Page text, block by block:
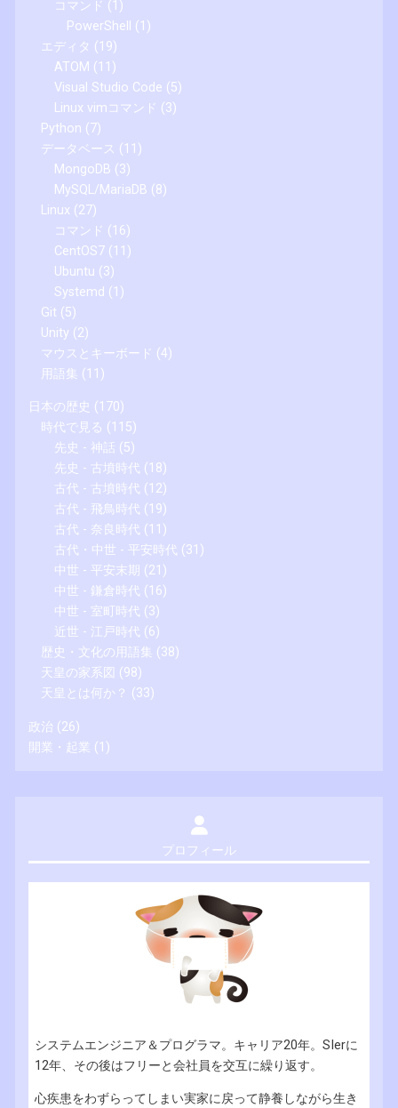
コマンド (1)
PowerShell
(1)
エディタ (19)
ATOM (11)
Visual Studio Code (5)
Linux vimコマンド (3)
Python (7)
データベース (11)
MongoDB (3)
MySQL/MariaDB (8)
Linux (27)
コマンド (16)
CentOS7(11)
Ubuntu (3)
Systemd (1)
Git (5)
Unity (2)
マウスとキーボード (4)
用語集 (11)
日本の歴史 (170)
時代で見る (115)
先史 - 神話 (5)
先史 - 古墳時代 (18)
古代 - 古墳時代 (12)
古代 - 飛鳥時代 (19)
古代 - 奈良時代 (11)
古代・中世 - 平安時代 (31)
中世 - 平安末期 (21)
中世 - 鎌倉時代 (16)
中世 - 室町時代 (3)
近世 - 江戸時代 (6)
歴史・文化の用語集 (38)
天皇の家系図 (98)
天皇とは何か？ (33)
政治 (26)
開業・起業 (1)
プロフィール
システムエンジニア＆プログラマ。キャリア20年。SIerに
12年、その後はフリーと会社員を交互に繰り返す。
心疾患をわずらってしまい実家に戻って静養しながら生き